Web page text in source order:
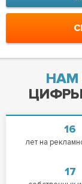
НАМ
16
лет на
17